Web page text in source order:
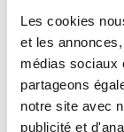
Les cookies
et les
médias sociaux
partageons
notre site avec
publicité et
Un article
publié le 14